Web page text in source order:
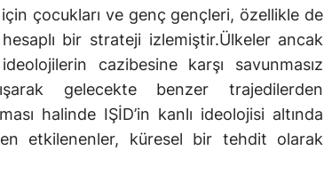
çocukları ve genç gençleri, özellikle de
bir strateji izlemiştir.Ülkeler ancak
cazibesine karşı savunmasız
gelecekte benzer trajedilerden
halinde IŞİD’in kanlı ideolojisi altında
etkilenenler, küresel bir tehdit olarak